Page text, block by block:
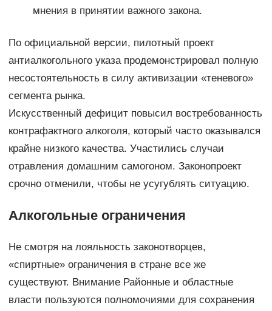
мнения в принятии важного закона.
По официальной версии, пилотный проект
антиалкогольного указа продемонстрировал полную
несостоятельность в силу активизации «теневого»
сегмента рынка.
Искусственный дефицит повысил востребованность
контрафактного алкоголя, который часто оказывался
крайне низкого качества. Участились случаи
отравления домашним самогоном. Законопроект
срочно отменили, чтобы не усугублять ситуацию.
Алкогольные ограничения
Не смотря на лояльность законотворцев,
«спиртные» ограничения в стране все же
существуют. Внимание Районные и областные
власти пользуются полномочиями для сохранения